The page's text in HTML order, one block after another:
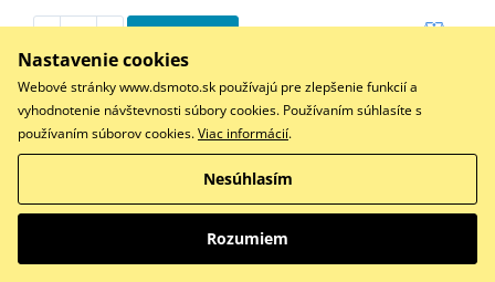
Lanko spojky s vnitřní nylonovou vložkou, přímá náhrada
originálního dílu.
Lanko spojky All Balls Racing 45-2052
Nastavenie cookies
Webové stránky www.dsmoto.sk používajú pre zlepšenie funkcií a
vyhodnotenie návštevnosti súbory cookies. Používaním súhlasíte s
používaním súborov cookies.Viac informácií.
Nesúhlasím
Rozumiem